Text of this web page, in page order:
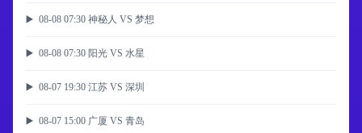
▶️ 08-08 07:30 神秘人 VS 梦想
▶️ 08-08 07:30 阳光 VS 水星
▶️ 08-07 19:30 江苏 VS 深圳
▶️ 08-07 15:00 广厦 VS 青岛